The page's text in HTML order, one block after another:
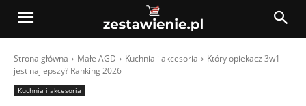
Strona główna Małe AGD Kuchnia i akcesoria
Który opiekacz 3w1
jest najlepszy? Ranking 2026
Kuchnia i akcesoria